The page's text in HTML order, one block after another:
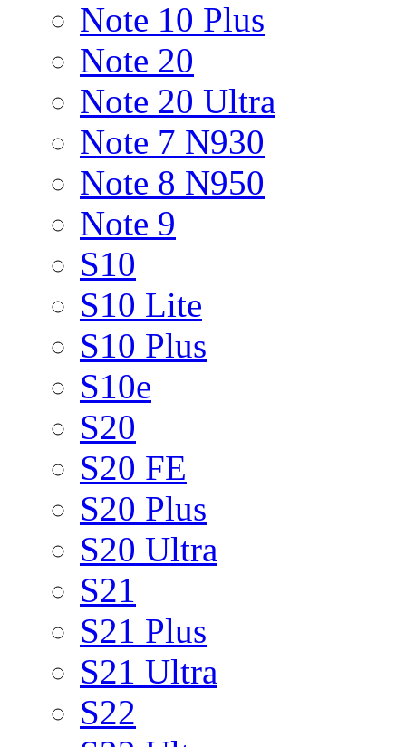
Note 10 Plus
Note 20
Note 20 Ultra
Note 7 N930
Note 8 N950
Note 9
S10
S10 Lite
S10 Plus
S10e
S20
S20 FE
S20 Plus
S20 Ultra
S21
S21 Plus
S21 Ultra
S22